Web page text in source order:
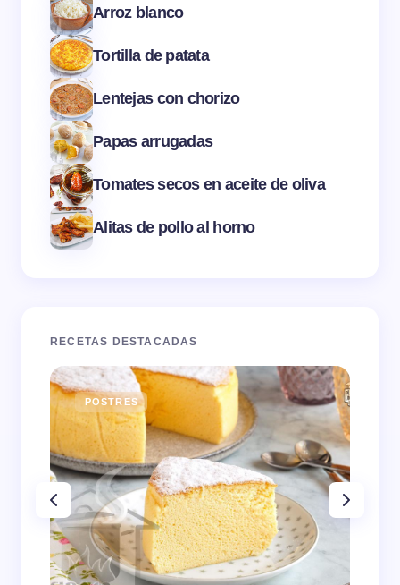
Arroz blanco
Tortilla de patata
Lentejas con chorizo
Papas arrugadas
Tomates secos en aceite de oliva
Alitas de pollo al horno
RECETAS DESTACADAS
POSTRES